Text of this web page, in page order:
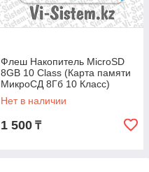
Флеш Накопитель MicroSD
8GB 10 Class (Карта памяти
МикроСД 8Гб 10 Класс)
Нет в наличии
1 500 ₸